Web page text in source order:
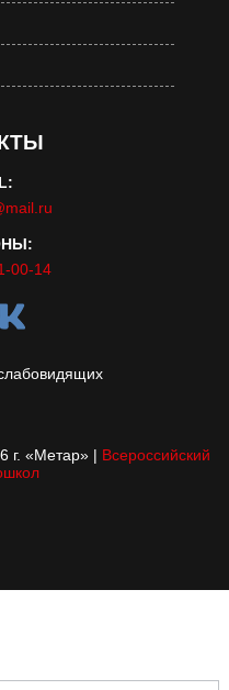
00-14
г. «Метар» | Всероссийский